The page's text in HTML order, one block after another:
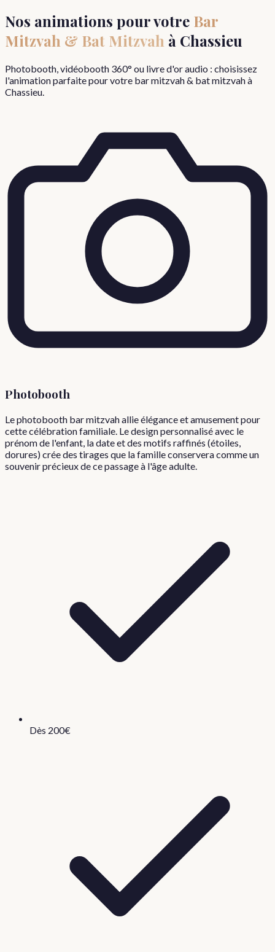
Nos animations pour votre Bar
Mitzvah & Bat Mitzvah à Chassieu
Photobooth, vidéobooth 360° ou livre d'or audio : choisissez
l'animation parfaite pour votre bar mitzvah & bat mitzvahà
Chassieu.
Photobooth
Le photobooth bar mitzvah allie élégance et amusement pour
cette célébration familiale. Le design personnalisé avec le
prénom de l'enfant, la date et des motifs raffinés (étoiles,
dorures) crée des tirages que la famille conservera comme un
souvenir précieux de ce passage à l'âge adulte.
Dès 200€